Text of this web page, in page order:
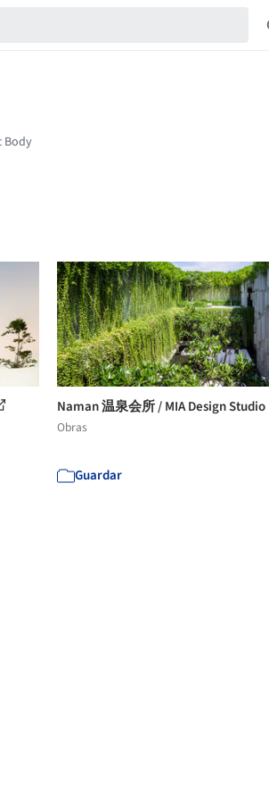
Naman 温泉会所 / MIA Design Studio
Obras
Guardar